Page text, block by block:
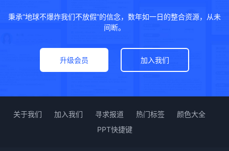
秉承“地球不爆炸我们不放假”的信念，数年如一日的整合资源，从未
间断。
升级会员 加入我们
关于我们 加入我们 寻求报道 热门标签
颜色大全
PPT快捷键